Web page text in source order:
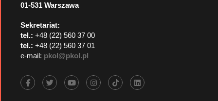
01-531 Warszawa
Sekretariat:
tel.: +48 (22) 560 37 00
tel.: +48 (22) 560 37 01
e-mail: pkol@pkol.pl